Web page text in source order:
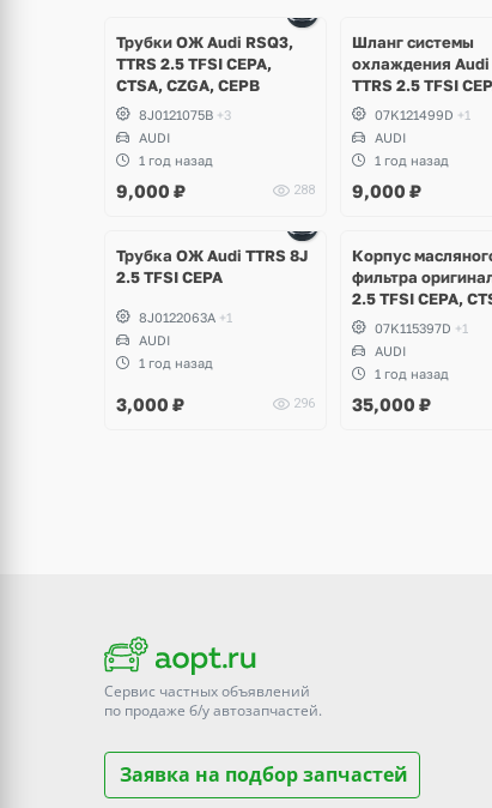
Трубки ОЖ Audi RSQ3,
TTRS 2.5 TFSI CEPA,
CTSA, CZGA, CEPB
8J0121075B +3
AUDI
1 год назад
9,000 ₽ 288
Шланг системы
охлаждения Audi
TTRS 2.5 TFSI
CEPB07K121499D +1
AUDI
1 год назад
9,000 ₽
Трубка ОЖ Audi TTRS 8J
2.5 TFSI CEPA
8J0122063A +1
AUDI
1 год назад
3,000 ₽ 296
Корпус
фильтра
2.5 TFSI CEPA,
CZGB, CZGA,
RSQ3, TTRS
07K115397D +1
AUDI
1 год назад
35,000 ₽
Сервис частных объявлений
по продаже б/уавтозапчастей.
Заявка на подбор запчастей